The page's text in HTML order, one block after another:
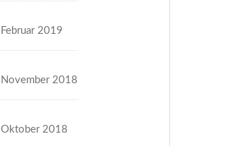
Februar 2019
November 2018
Oktober 2018